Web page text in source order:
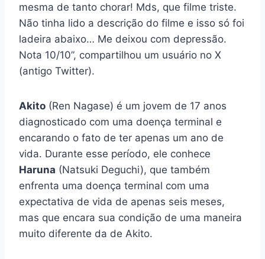
mesma de tanto chorar! Mds, que filme triste.
Não tinha lido a descrição do filme e isso só foi
ladeira abaixo… Me deixou com depressão.
Nota 10/10”, compartilhou um usuário no X
(antigo Twitter).
Akito (Ren Nagase) é um jovem de 17 anos
diagnosticado com uma doença terminal e
encarando o fato de ter apenas um ano de
vida. Durante esse período, ele conhece
Haruna (Natsuki Deguchi), que também
enfrenta uma doença terminal com uma
expectativa de vida de apenas seis meses,
mas que encara sua condição de uma maneira
muito diferente da de Akito.